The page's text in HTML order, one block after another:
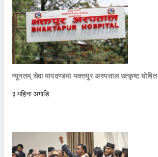
न्यूनतम् सेवा मापदण्डमा भक्तपुर अस्पताल उत्कृष्ट घोषित
३ महिना अगाडि